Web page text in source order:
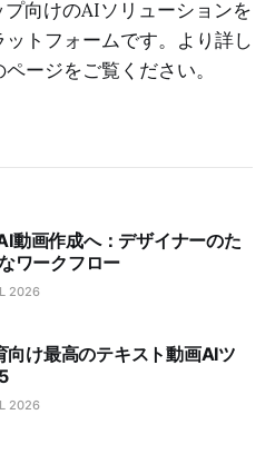
向けのAIソリューションを
トフォームです。より詳し
ページをご覧ください。
動画作成へ：デザイナーのた
ワークフロー
2026
け最高のテキスト動画AIツ
2026